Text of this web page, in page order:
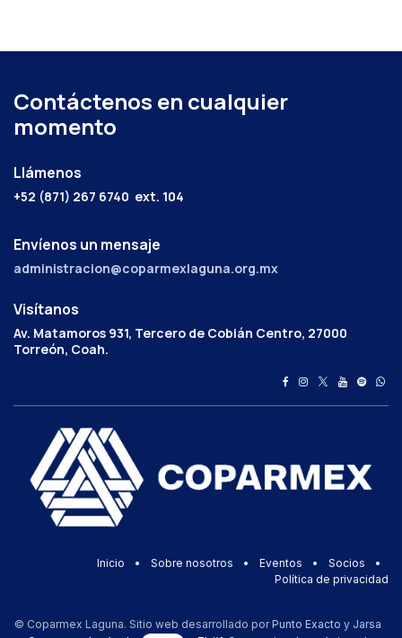
Contáctenos en cualquier
momento
Llámenos
+52 (871) 267 6740 ext. 104
Envíenos un mensaje
administracion@coparmexlaguna.org.mx
Visítanos
Av. Matamoros 931, Tercero de Cobián Centro, 27000
Torreón, Coah.
Inicio • Sobre nosotros • Eventos • Socios
•
Política de privacidad
© Coparmex Laguna. Sitio web desarrollado por Punto Exacto y Jarsa